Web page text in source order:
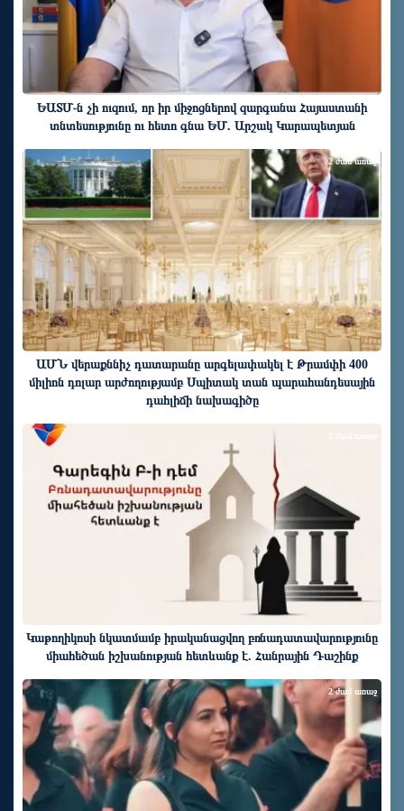
ԵԱՏՄ֊ն չի ուզում, որ իր միջոցներով զարգանա Հայաստանի
տնտեսությունը ու հետո գնա ԵՄ. Արշակ Կարապետյան
ԱՄՆ վերաքննիչ դատարանը արգելափակել է Թրամփի 400
միլիոն դոլար արժողությամբ Սպիտակ տան պարահանդեսային
դահլիճի նախագիծը
2 ժամ առաջ
Կաթողիկոսի նկատմամբ իրականացվող բռնադատավարությունը
միահեծան իշխանության հետևանք է. Հանրային Դաշինք
2 ժամ առաջ